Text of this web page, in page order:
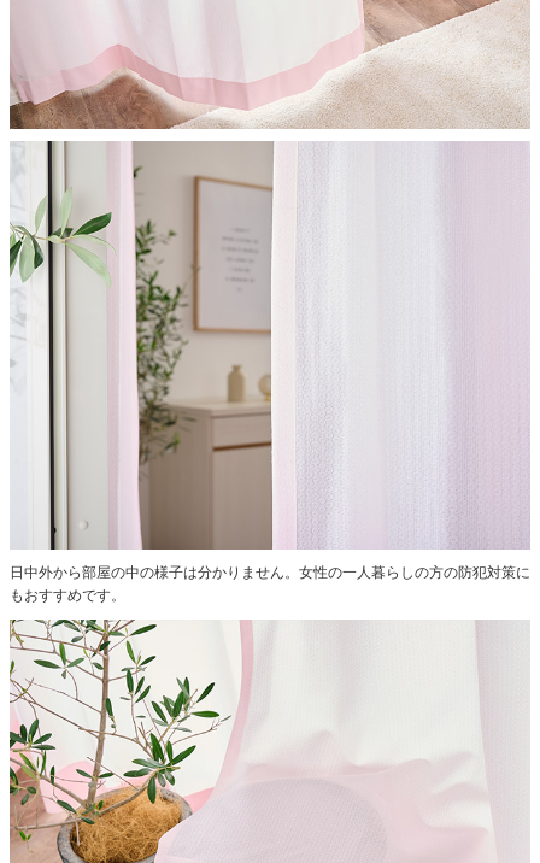
日中外から部屋の中の様子は分かりません。女性の一人暮らしの方の防犯対策に
もおすすめです。